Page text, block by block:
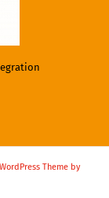
Theme by